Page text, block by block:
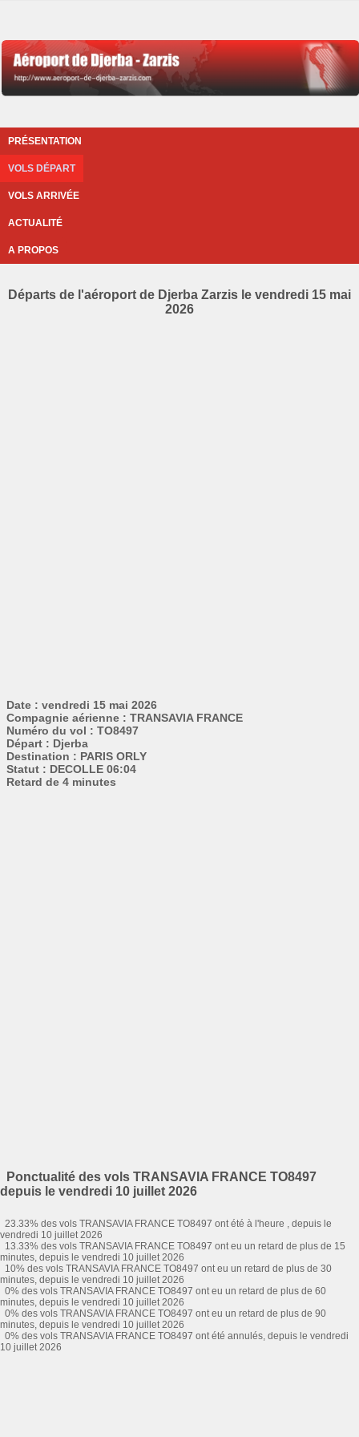
PRÉSENTATION
VOLS DÉPART
VOLS ARRIVÉE
ACTUALITÉ
A PROPOS
Départs de l'aéroport de Djerba Zarzis le vendredi 15 mai
2026
Date : vendredi 15 mai 2026
Compagnie aérienne : TRANSAVIA FRANCE
Numéro du vol : TO8497
Départ : Djerba
Destination : PARIS ORLY
Statut : DECOLLE 06:04
Retard de 4 minutes
Ponctualité des vols TRANSAVIA FRANCE TO8497
depuis le vendredi 10 juillet 2026
23.33% des vols TRANSAVIA FRANCE TO8497 ont été à l'heure , depuis le
vendredi 10 juillet 2026
13.33% des vols TRANSAVIA FRANCE TO8497 ont eu un retard de plus de 15
minutes, depuis le vendredi 10 juillet 2026
10% des vols TRANSAVIA FRANCE TO8497 ont eu un retard de plus de 30
minutes, depuis le vendredi 10 juillet 2026
0% des vols TRANSAVIA FRANCE TO8497 ont eu un retard de plus de 60
minutes, depuis le vendredi 10 juillet 2026
0% des vols TRANSAVIA FRANCE TO8497 ont eu un retard de plus de 90
minutes, depuis le vendredi 10 juillet 2026
0% des vols TRANSAVIA FRANCE TO8497 ont été annulés, depuis le vendredi
10 juillet 2026